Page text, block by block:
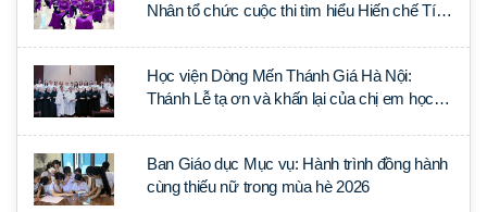
Nhân tổ chức cuộc thi tìm hiểu Hiến chế Tín
Học viện Dòng Mến Thánh Giá Hà Nội:
Thánh Lễ tạ ơn và khấn lại của chị em học
Ban Giáo dục Mục vụ: Hành trình đồng hành
cùng thiếu nữ trong mùa hè 2026